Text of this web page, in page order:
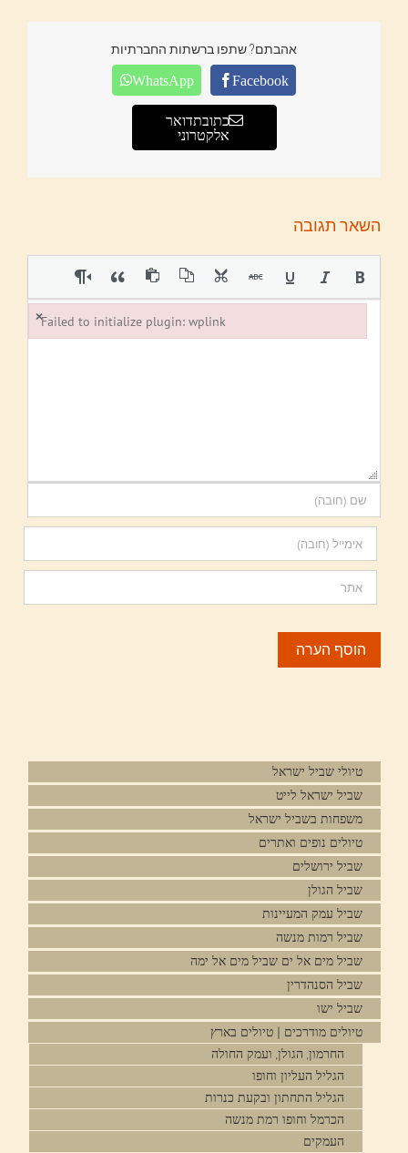
אהבתם? שתפו ברשתות החברתיות
Facebook
WhatsApp
כתובת דואר
אלקטרוני
השאר תגובה
טיולי שביל ישראל
שביל ישראל לייט
משפחות בשביל ישראל
טיולים נופים ואתרים
שביל ירושלים
שביל הגולן
שביל עמק המעיינות
שביל רמות מנשה
שביל מים אל ים שביל מים אל ימה
שביל הסנהדרין
שביל ישו
טיולים מודרכים | טיולים בארץ
החרמון, הגולן, ועמק החולה
הגליל העליון וחופו
הגליל התחתון ובקעת כנרות
הכרמל וחופו רמת מנשה
העמקים
Failed to initialize plugin: wplink
×
Failed to initialize plugin: wplink